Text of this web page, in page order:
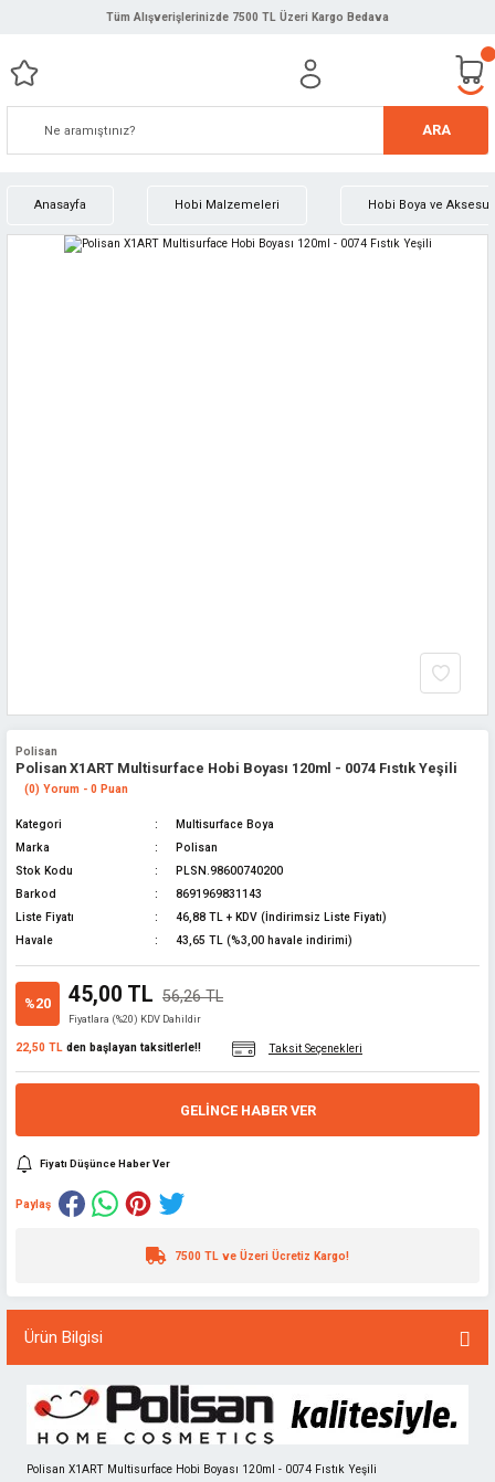
Tüm Alışverişlerinizde 7500 TL Üzeri Kargo Bedava
ARA
Anasayfa Hobi Malzemeleri Hobi Boya ve
Polisan
Polisan X1ART Multisurface Hobi Boyası 120ml - 0074 Fıstık Yeşili
(0) Yorum - 0 Puan
Kategori
Multisurface Boya
Marka
Polisan
Stok Kodu
PLSN.98600740200
Barkod
8691969831143
Liste Fiyatı
46,88 TL + KDV (İndirimsiz Liste Fiyatı)
Havale
43,65 TL (%3,00 havale indirimi)
%20 45,00 TL 56,26 TL
Fiyatlara (%20) KDV Dahildir
22,50 TL den başlayan taksitlerle!! Taksit Seçenekleri
GELINCE HABER VER
Fiyatı Düşünce Haber Ver
Paylaş
7500 TL ve Üzeri Ücretiz Kargo!
Ürün Bilgisi
Polisan X1ART Multisurface Hobi Boyası 120ml - 0074 Fıstık Yeşili